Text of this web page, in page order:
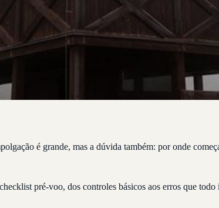
é grande, mas a dúvida também: por onde
pré-voo, dos controles básicos aos erros que